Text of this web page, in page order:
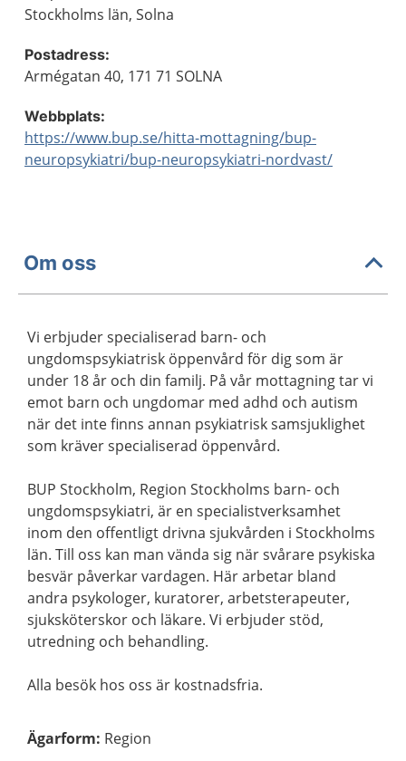
Stockholms län, Solna
Postadress:
Armégatan 40, 171 71 SOLNA
Webbplats:
https://www.bup.se/hitta-mottagning/bup-
neuropsykiatri/bup-neuropsykiatri-nordvast/
Om oss
Vi erbjuder specialiserad barn- och
ungdomspsykiatrisk öppenvård för dig som är
under 18 år och din familj. På vår mottagning tar vi
emot barn och ungdomar med adhd och autism
när det inte finns annan psykiatrisk samsjuklighet
som kräver specialiserad öppenvård.
BUP Stockholm, Region Stockholms barn- och
ungdomspsykiatri, är en specialistverksamhet
inom den offentligt drivna sjukvården i Stockholms
län. Till oss kan man vända sig när svårare psykiska
besvär påverkar vardagen. Här arbetar bland
andra psykologer, kuratorer, arbetsterapeuter,
sjuksköterskor och läkare. Vi erbjuder stöd,
utredning och behandling.
Alla besök hos oss är kostnadsfria.
Ägarform: Region